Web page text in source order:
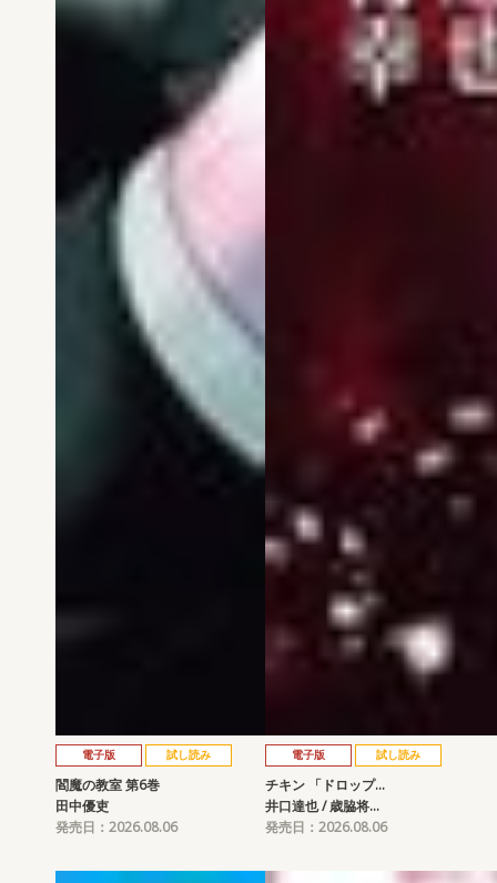
電子版 試し読み
閻魔の教室 第6巻
田中優吏
発売日：2026.08.06
電子版 試し読み
チキン 「ドロップ…
井口達也 / 歳脇将…
発売日：2026.08.06